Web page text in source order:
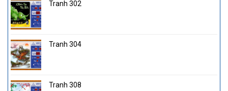
Tranh 302
Tranh 304
Tranh 308